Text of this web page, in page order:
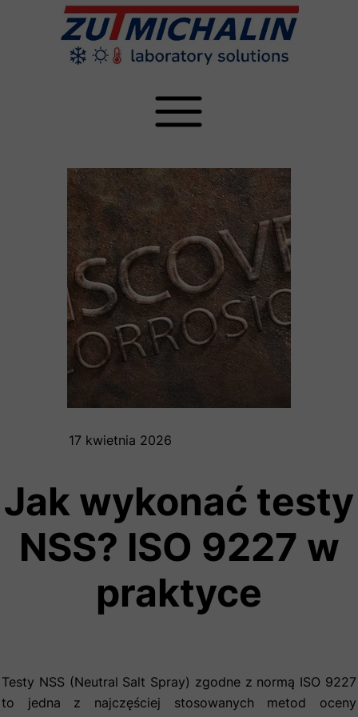
17 kwietnia 2026
Jak wykonać testy
NSS? ISO 9227 w
praktyce
Testy NSS (Neutral Salt Spray) zgodne z normą ISO 9227
to jedna z najczęściej stosowanych metod oceny